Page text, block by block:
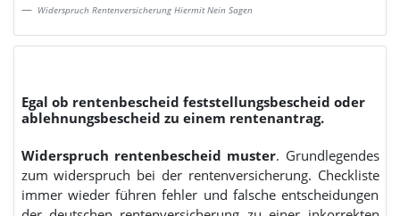
Widerspruch Rentenversicherung Hiermit Nein Sagen
Egal ob rentenbescheid feststellungsbescheid oder
ablehnungsbescheid zu einem rentenantrag.
Widerspruch rentenbescheid muster. Grundlegendes
zum widerspruch bei der rentenversicherung. Checkliste
immer wieder führen fehler und falsche entscheidungen